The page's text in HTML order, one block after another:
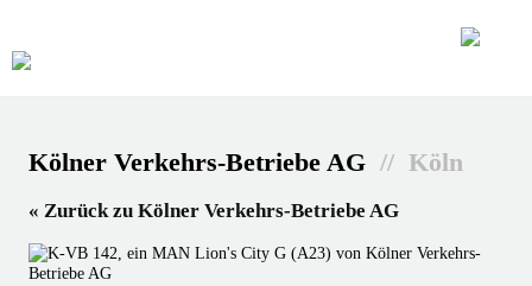
Kölner Verkehrs-Betriebe AG // Köln
« Zurück zu Kölner Verkehrs-Betriebe AG